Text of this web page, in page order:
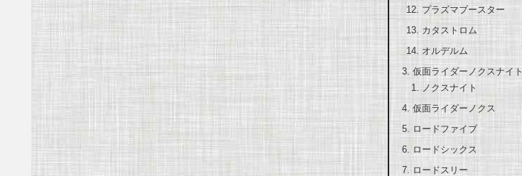
プラズマブースター
カタストロム
オルデルム
仮面ライダーノクスナイト
ノクスナイト
仮面ライダーノクス
ロードファイブ
ロードシックス
ロードスリー